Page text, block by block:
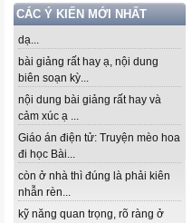
CÁC Ý KIẾN MỚI NHẤT
dạ...
bài giảng rất hay ạ, nội dung
biên soạn kỳ...
nội dung bài giảng rất hay và
cảm xúc ạ ...
Giáo án điện tử: Truyện mèo hoa
đi học Bài...
còn ở nhà thì đúng là phải kiên
nhẫn rèn...
kỹ năng quan trọng, rõ ràng ở